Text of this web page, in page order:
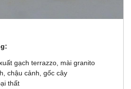
gạch terrazzo, mài granito
chậu cảnh, gốc cây
thất